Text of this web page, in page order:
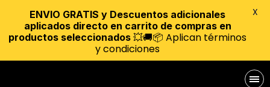
ENVIO GRATIS y Descuentos adicionales
aplicados directo en carrito de compras en
productos seleccionados 💥🚚📦 Aplican términos
y condiciones
X